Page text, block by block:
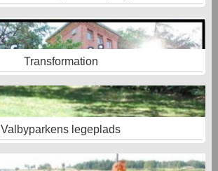
Transformation
Valbyparkens legeplads